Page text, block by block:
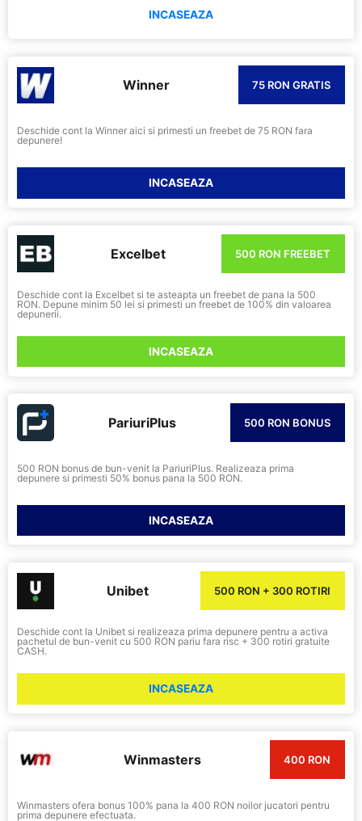
INCASEAZA
Winner 75 RON GRATIS
Deschide cont la Winner aici si primesti un freebet de 75 RON fara
depunere!
INCASEAZA
Excelbet 500 RON FREEBET
Deschide cont la Excelbet si te asteapta un freebet de pana la 500
RON. Depune minim 50 lei si primesti un freebet de 100% din valoarea
depunerii.
INCASEAZA
PariuriPlus 500 RON BONUS
500 RON bonus de bun-venit la PariuriPlus. Realizeaza prima
depunere si primesti 50% bonus pana la 500 RON.
INCASEAZA
Unibet 500 RON + 300 ROTIRI
Deschide cont la Unibet si realizeaza prima depunere pentru a activa
pachetul de bun-venit cu 500 RON pariu fara risc + 300 rotiri gratuite
CASH.
INCASEAZA
Winmasters 400 RON
Winmasters ofera bonus 100% pana la 400 RON noilor jucatori pentru
prima depunere efectuata.